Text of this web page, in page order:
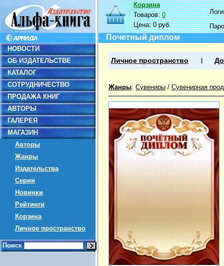
НОВОСТИ
ОБ ИЗДАТЕЛЬСТВЕ
КАТАЛОГ
СОТРУДНИЧЕСТВО
ПРОДАЖА КНИГ
АВТОРЫ
ГАЛЕРЕЯ
МАГАЗИН
Авторы
Жанры
Издательства
Серии
Новинки
Рейтинги
Корзина
Личное пространство
Поиск
Корзина
Товаров:0
Цена:0 руб.
Почетный диплом
Личное пространство
Жанры: Сувениры / Сувенирная